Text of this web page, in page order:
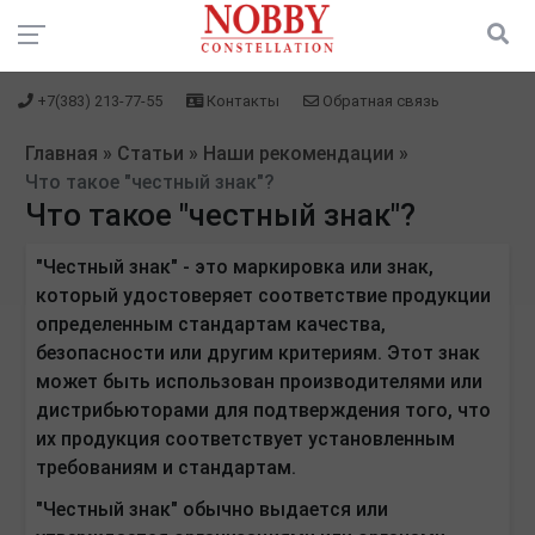
+7(383) 213-77-55 Контакты Обратная связь
Главная » Статьи » Наши рекомендации »
Что такое "честный знак"?
Что такое "честный знак"?
"Честный знак" - это маркировка или знак,
который удостоверяет соответствие продукции
определенным стандартам качества,
безопасности или другим критериям. Этот знак
может быть использован производителями или
дистрибьюторами для подтверждения того, что
их продукция соответствует установленным
требованиям и стандартам.
"Честный знак" обычно выдается или